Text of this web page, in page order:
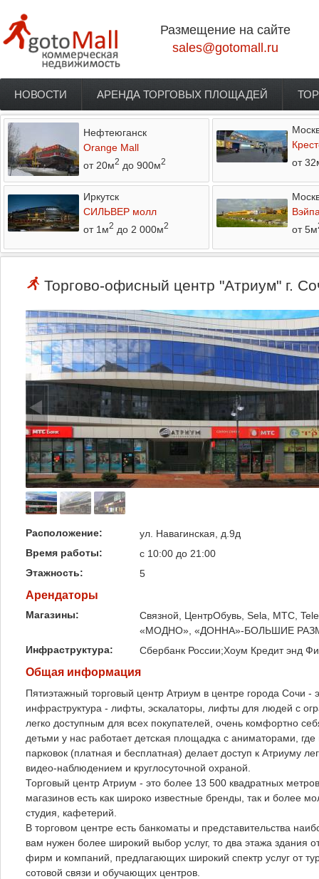
Размещение на сайте
sales@gotomall.ru
Главное меню
НОВОСТИ АРЕНДА ТОРГОВЫХ ПЛОЩАДЕЙ
Нефтеюганск
Orange Mall
от 20м2 до 900м2
от
Иркутск
СИЛЬВЕР молл
от 1м2 до 2 000м2
от 5м
Торгово-офисный центр "Атриум" г.
Расположение:
ул. Навагинская, д.9д
Время работы:
с 10:00 до 21:00
Этажность:
5
Арендаторы
Магазины:
Связной, ЦентрОбувь, Sela, МТС,
«МОДНО», «ДОННА»-БОЛЬШИЕ
Инфраструктура:
Сбербанк России;Хоум Кредит энд
Общая информация
Пятиэтажный торговый центр Атриум в центре города Сочи
инфраструктура - лифты, эскалаторы, лифты для людей с
легко доступным для всех покупателей, очень комфортно
детьми у нас работает детская площадка с аниматорами,
парковок (платная и бесплатная) делает доступ к Атриуму
видео-наблюдением и круглосуточной охраной.
Торговый центр Атриум - это более 13 500 квадратных
магазинов есть как широко известные бренды, так и более
студия, кафетерий.
В торговом центре есть банкоматы и представительства
вам нужен более широкий выбор услуг, то два этажа здания
фирм и компаний, предлагающих широкий спектр услуг от
сотовой связи и обучающих центров.